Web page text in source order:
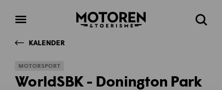
Open
Homepage Zoeken
KALENDER
MOTORSPORT
WorldSBK - Donington Park